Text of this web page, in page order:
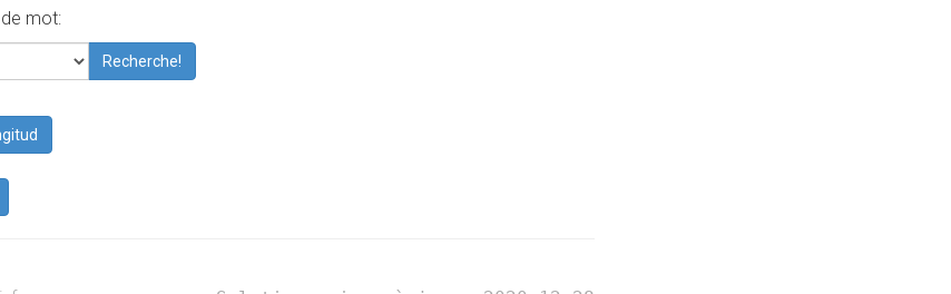
mot:
Recherche!